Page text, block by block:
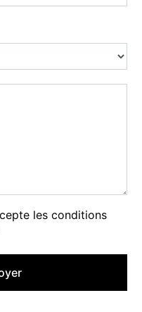
les conditions